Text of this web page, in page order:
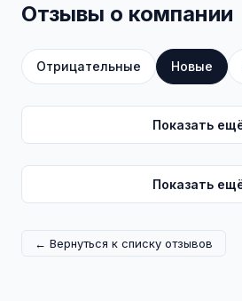
Отзывы о компании
Отрицательные Новые
Показать
Показать
← Вернуться к списку отзывов